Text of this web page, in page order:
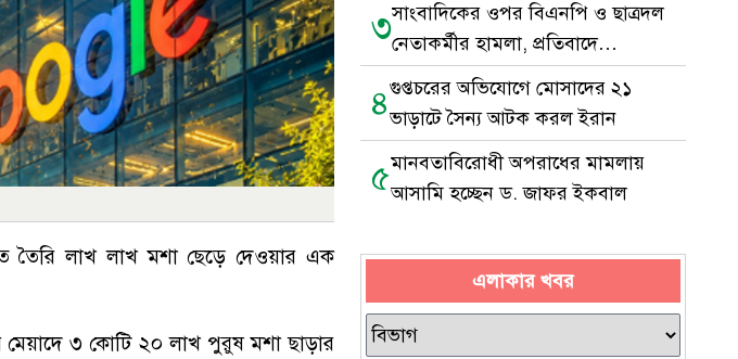
তৈরি লাখ লাখ মশা ছেড়ে দেওয়ার এক
মেয়াদে ৩ কোটি ২০ লাখ পুরুষ মশা ছাড়ার
৩সাংবাদিকের ওপর বিএনপি ও ছাত্রদল
নেতাকর্মীর হামলা, প্রতিবাদে
মানববন্ধন
৪গুপ্তচরের অভিযোগে মোসাদের ২১
ভাড়াটে সৈন্য আটক করল ইরান
৫মানবতাবিরোধী অপরাধের মামলায়
আসামি হচ্ছেন ড. জাফর ইকবাল
এলাকার খবর